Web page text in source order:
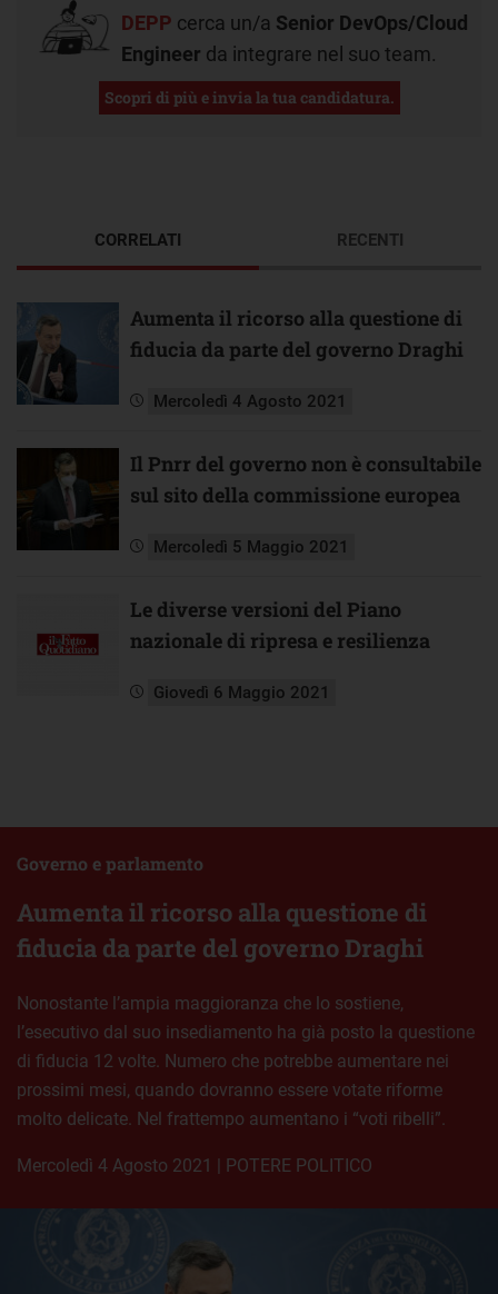
DEPP cerca un/a Senior DevOps/Cloud
Engineer da integrare nel suo team.
Scopri di più e invia la tua candidatura.
CORRELATI
Aumenta il ricorso alla questione di
fiducia da parte del governo Draghi
Mercoledì 4 Agosto 2021
Il Pnrr del governo non è consultabile
sul sito della commissione europea
Mercoledì 5 Maggio 2021
Le diverse versioni del Piano
nazionale di ripresa e resilienza
Giovedì 6 Maggio 2021
RECENTI
Aumenta il ricorso alla questione di
fiducia da parte del governo Draghi
Governo e parlamento
Nonostante l’ampia maggioranza che lo sostiene,
l’esecutivo dal suo insediamento ha già posto la questione
di fiducia 12 volte. Numero che potrebbe aumentare nei
prossimi mesi, quando dovranno essere votate riforme
molto delicate. Nel frattempo aumentano i “voti ribelli”.
mercoledì 4 Agosto 2021 | POTERE POLITICO